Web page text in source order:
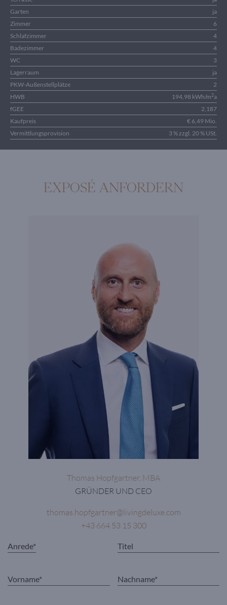
Garten
ja
Zimmer
6
Schlafzimmer
4
Badezimmer
4
WC
3
Lagerraum
ja
PKW-Außenstellplätze
2
HWB
194,98 kWh/m2a
fGEE
2,187
Kaufpreis
€ 6,49 Mio.
Vermittlungsprovision
3 % zzgl. 20 % USt.
EXPOSÉ ANFORDERN
Thomas Hopfgartner, MBA
GRÜNDER UND CEO
thomas.hopfgartner@livingdeluxe.com
+43 664 53 15 300